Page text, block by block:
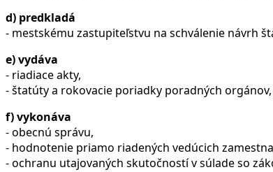
d) predkladá
- mestskému zastupiteľstvu na schválenie návrh
e) vydáva
- riadiace akty,
- štatúty a rokovacie poriadky poradných orgánov,
f) vykonáva
- obecnú správu,
- hodnotenie priamo riadených vedúcich
- ochranu utajovaných skutočností v súlade so